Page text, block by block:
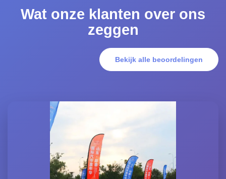
Wat onze klanten over ons
zeggen
Bekijk alle beoordelingen